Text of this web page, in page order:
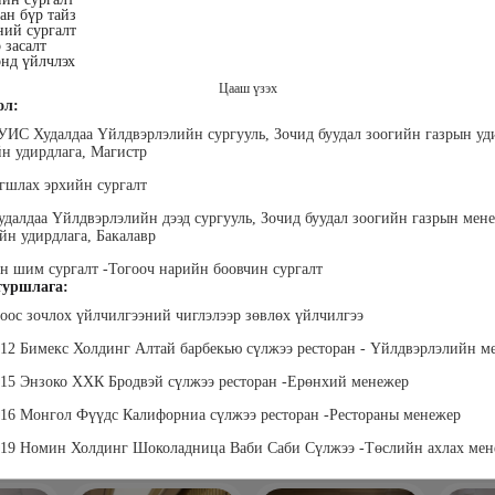
бүр тайз
сургалт
үйлчлэх
Цааш үзэх
Худалдаа Үйлдвэрлэлийн сургууль, Зочид буудал зоогийн газрын
удирдлага, Магистр
эрхийн сургалт
Үйлдвэрлэлийн дээд сургууль, Зочид буудал зоогийн газрын
удирдлага, Бакалавр
шим сургалт -Тогооч нарийн боовчин сургалт
зочлох үйлчилгээний чиглэлээр зөвлөх үйлчилгээ
Бимекс Холдинг Алтай барбекью сүлжээ ресторан - Үйлдвэрлэлийн
Энзоко ХХК Бродвэй сүлжээ ресторан -Ерөнхий менежер
Монгол Фүүдс Калифорниа сүлжээ ресторан -Рестораны менежер
Номин Холдинг Шоколадница Ваби Саби Сүлжээ -Төслийн ахлах
Мөнгөнрейс
Программист, График
дээд
Жаргалсайхан
Сангичимаа
Эрх зүйч, хуульч, өмгөөлөгч
Дүүдэй Наранцэцэг
"Ар И ЭМ ХХК" Гүйцэтгэх